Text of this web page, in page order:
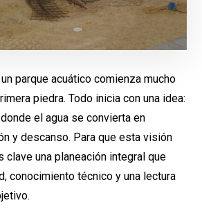
parque acuático comienza mucho
piedra. Todo inicia con una idea:
el agua se convierta en
y descanso. Para que esta visión
clave una planeación integral que
conocimiento técnico y una lectura